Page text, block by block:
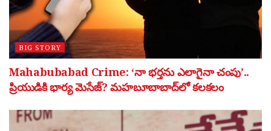
BIG STORY
Mahabubabad Crime: ‘నా భర్తను ఎలాగైనా చంపు’..
ప్రియుడికి భార్య మెసేజ్? మహబూబాబాద్‌లో కలకలం